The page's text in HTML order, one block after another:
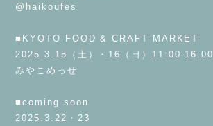
@haikoufes
■KYOTO FOOD & CRAFT MARKET
2025.3.15（土）・16（日）11:00-16:00
みやこめっせ
■coming soon
2025.3.22・23